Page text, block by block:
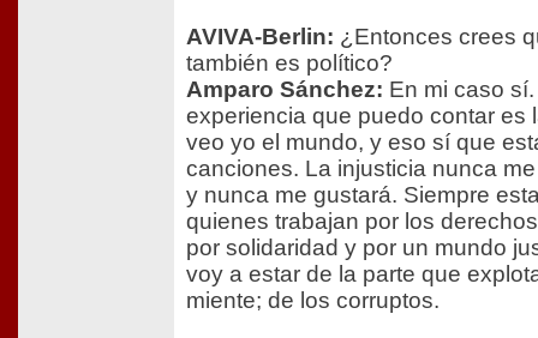
AVIVA-Berlin: ¿Entonces crees
también es político?
Amparo Sánchez: En mi caso
experiencia que puedo contar es
veo yo el mundo, y eso sí que
canciones. La injusticia nunca
y nunca me gustará. Siempre
quienes trabajan por los
por solidaridad y por un mundo
voy a estar de la parte que
miente; de los corruptos.